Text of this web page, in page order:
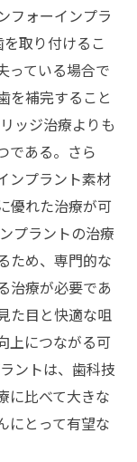
フォーインプラ
取り付けるこ
っている場合で
を補完すること
ッジ治療よりも
である。さら
ンプラント素材
優れた治療が可
プラントの治療
ため、専門的な
治療が必要であ
た目と快適な咀
上につながる可
ントは、歯科技
に比べて大きな
にとって有望な